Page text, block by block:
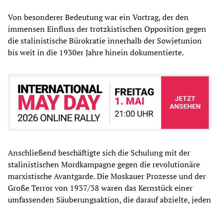
Von besonderer Bedeutung war ein Vortrag, der den
immensen Einfluss der trotzkistischen Opposition gegen
die stalinistische Bürokratie innerhalb der Sowjetunion
bis weit in die 1930er Jahre hinein dokumentierte.
Anschließend beschäftigte sich die Schulung mit der
stalinistischen Mordkampagne gegen die revolutionäre
marxistische Avantgarde. Die Moskauer Prozesse und der
Große Terror von 1937/38 waren das Kernstück einer
umfassenden Säuberungsaktion, die darauf abzielte, jeden